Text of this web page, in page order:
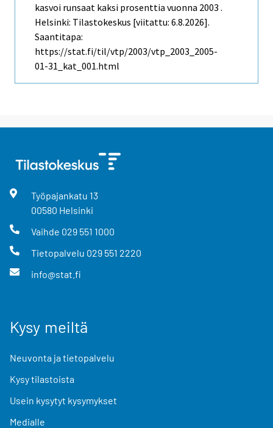
kasvoi runsaat kaksi prosenttia vuonna 2003 .
Helsinki: Tilastokeskus [viitattu: 6.8.2026].
Saantitapa:
https://stat.fi/til/vtp/2003/vtp_2003_2005-
01-31_kat_001.html
Työpajankatu 13
00580 Helsinki
Vaihde 029 551 1000
Tietopalvelu 029 551 2220
info@stat.fi
Kysy meiltä
Neuvonta ja tietopalvelu
Kysy tilastoista
Usein kysytyt kysymykset
Medialle